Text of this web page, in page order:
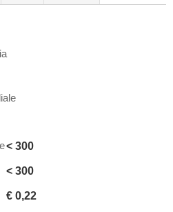
< 300
< 300
€ 0,22